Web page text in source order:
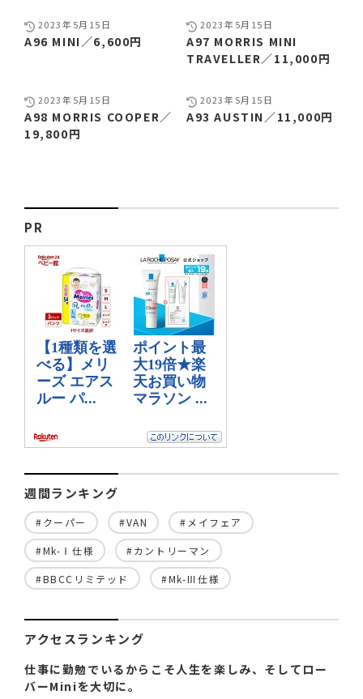
2023年5月15日
A96 MINI／6,600円
2023年5月15日
A97 MORRIS MINI
TRAVELLER／11,000円
2023年5月15日
A98 MORRIS COOPER／
19,800円
2023年5月15日
A93 AUSTIN／11,000円
PR
週間ランキング
#クーパー #VAN #メイフェア
#Mk-Ⅰ仕様 #カントリーマン
#BBCCリミテッド #Mk-Ⅲ仕様
アクセスランキング
仕事に勤勉でいるからこそ人生を楽しみ、そしてロー
バーMiniを大切に。